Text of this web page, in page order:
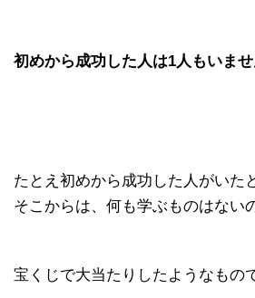
初めから成功した人は1人もいま
たとえ初めから成功した人がいた
そこからは、何も学ぶものはない
宝くじで大当たりしたようなもの